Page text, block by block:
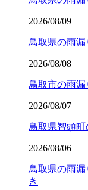
2026/08/09
鳥取県の雨
2026/08/08
鳥取市の雨
2026/08/07
鳥取県智頭
2026/08/06
鳥取県の雨
き